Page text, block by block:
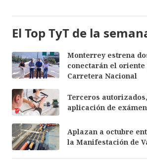
El Top TyT de la
Monterrey estrena
conectarán el oriente
Carretera Nacional
Terceros
aplicación de
Aplazan a octubre
la Manifestación de